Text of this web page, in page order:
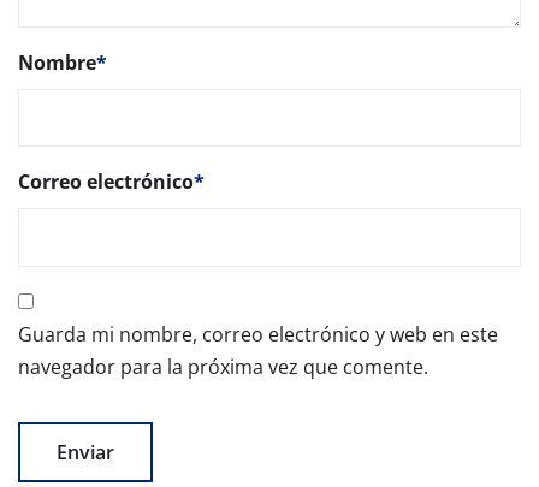
Nombre*
Correo electrónico*
Guarda mi nombre, correo electrónico y web en este
navegador para la próxima vez que comente.